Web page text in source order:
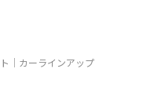
｜カーラインアップ